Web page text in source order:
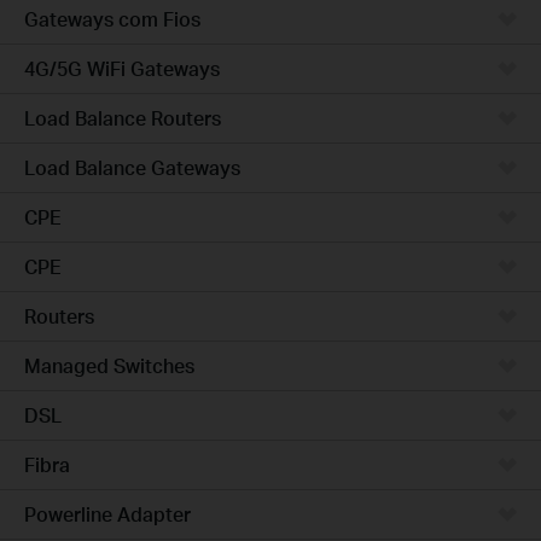
Gateways com Fios
4G/5G WiFi Gateways
Load Balance Routers
Load Balance Gateways
CPE
CPE
Routers
Managed Switches
DSL
Fibra
Powerline Adapter